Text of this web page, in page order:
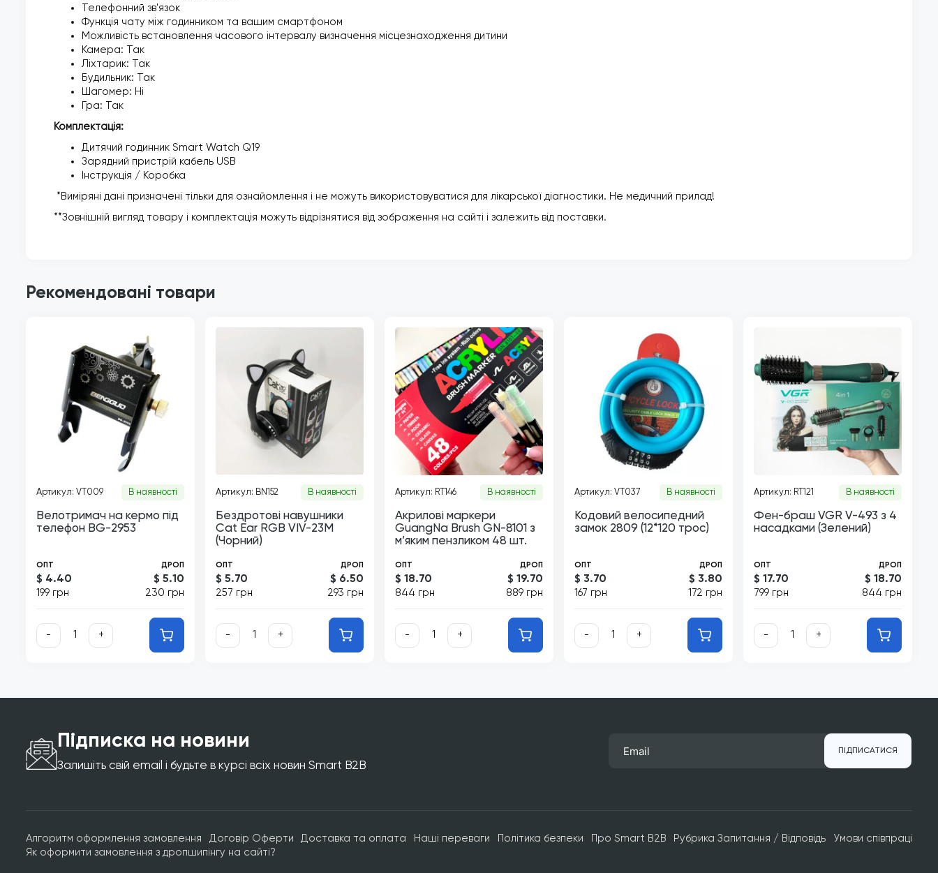
Телефонний зв'язок
Функція чату між годинником та вашим смартфоном
Можливість встановлення часового інтервалу визначення місцезнаходження дитини
Камера: Так
Ліхтарик: Так
Будильник: Так
Шагомер: Ні
Гра: Так
Комплектація:
Дитячий годинник Smart Watch Q19
Зарядний пристрій кабель USB
Інструкція / Коробка
*Виміряні дані призначені тільки для ознайомлення і не можуть використовуватися для лікарської діагностики. Не медичний прилад!
**Зовнішній вигляд товару і комплектація можуть відрізнятися від зображення на сайті і залежить від поставки.
Рекомендовані товари
Артикул: VT009 В наявності
Велотримач на кермо під
телефон BG-2953
ОПТ
$ 4.40
199 грн
ДРОП
$ 5.10
230 грн
- +
Артикул: BN152 В наявності
Бездротові навушники
Cat Ear RGB VIV-23M
(Чорний)
ОПТ
$ 5.70
257 грн
ДРОП
$ 6.50
293 грн
- +
Артикул: RT146 В наявності
Акрилові маркери
GuangNa Brush GN-8101 з
м’яким пензликом 48 шт.
ОПТ
$ 18.70
844 грн
ДРОП
$ 19.70
889 грн
- +
Артикул: VT037 В наявності
Кодовий велосипедний
замок 2809 (12*120 трос)
ОПТ
$ 3.70
167 грн
ДРОП
$ 3.80
172 грн
- +
Артикул: RT121 В наявності
Фен-браш VGR V-493 з 4
насадками (Зелений)
ОПТ
$ 17.70
799 грн
ДРОП
$ 18.70
844 грн
- +
Підписка на новини
Залишіть свій email і будьте в курсі всіх новин Smart B2B
ПІДПИСАТИСЯ
Алгоритм оформлення замовлення Договір Оферти Доставка та оплата Наші переваги Політика безпеки Про Smart B2B Рубрика Запитання / Відповідь
Умови співпраці
Як оформити замовлення з дропшипінгу на сайті?